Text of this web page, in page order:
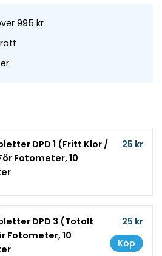
995 kr
25 kr
DPD 1 (Fritt Klor /
Fotometer, 10
25 kr
Köp
DPD 3 (Totalt
Fotometer, 10